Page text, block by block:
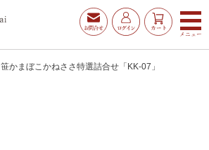
笹かまぼこかねささ特選詰合せ「KK-07」